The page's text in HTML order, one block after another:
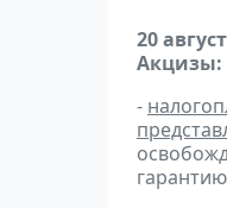
20
Акцизы:
-